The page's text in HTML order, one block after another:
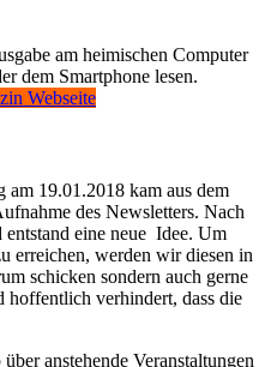
am heimischen Computer
dem Smartphone lesen.
Webseite
am 19.01.2018 kam aus dem
des Newsletters. Nach
eine neue Idee. Um
erreichen, werden wir diesen in
schicken sondern auch gerne
verhindert, dass die
anstehende Veranstaltungen